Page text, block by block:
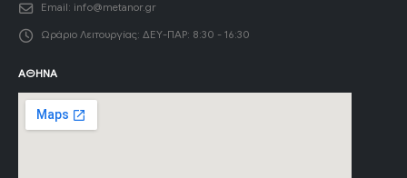
Email: info@metanor.gr
Ωράριο Λειτουργίας: ΔΕΥ-ΠΑΡ: 8:30 - 16:30
ΑΘΉΝΑ